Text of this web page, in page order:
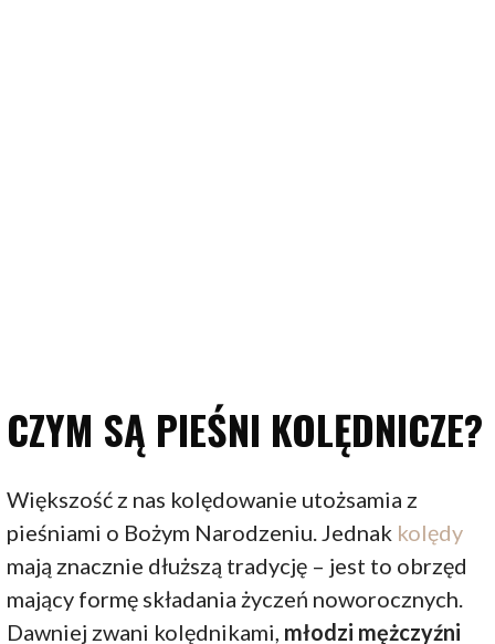
CZYM SĄ PIEŚNI KOLĘDNICZE?
Większość z nas kolędowanie utożsamia z
pieśniami o Bożym Narodzeniu. Jednak kolędy
mają znacznie dłuższą tradycję – jest to obrzęd
mający formę składania życzeń noworocznych.
Dawniej zwani kolędnikami, młodzi mężczyźni